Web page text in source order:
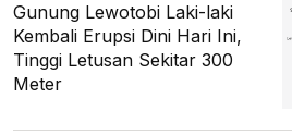
Gunung Lewotobi Laki-laki
Kembali Erupsi Dini Hari Ini,
Tinggi Letusan Sekitar 300
Meter